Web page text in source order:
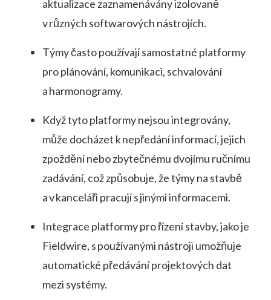
aktualizace zaznamenávány izolovaně
v různých softwarových nástrojích.
Týmy často používají samostatné platformy
pro plánování, komunikaci, schvalování
a harmonogramy.
Když tyto platformy nejsou integrovány,
může docházet k nepředání informací, jejich
zpoždění nebo zbytečnému dvojímu ručnímu
zadávání, což způsobuje, že týmy na stavbě
a v kanceláři pracují s jinými informacemi.
Integrace platformy pro řízení stavby, jako je
Fieldwire, s používanými nástroji umožňuje
automatické předávání projektových dat
mezi systémy.